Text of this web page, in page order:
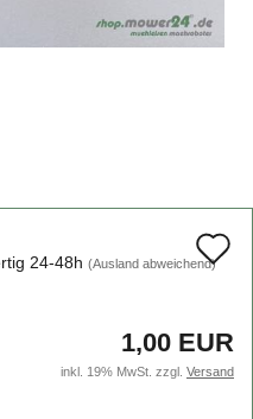
24-48h (Ausland abweichend)
1,00 EUR
inkl. 19% MwSt. zzgl. Versand